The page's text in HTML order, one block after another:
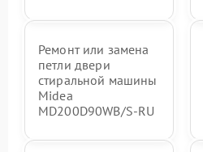
Ремонт или замена
петли двери
стиральной машины
Midea
MD200D90WB/S-RU